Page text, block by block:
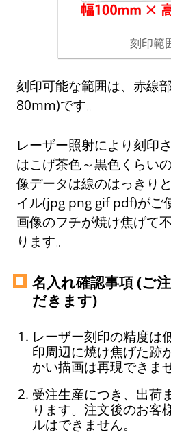
刻印範
刻印可能な範囲は、赤線
80mm)です。
レーザー照射により刻印
はこげ茶色～黒色くらい
像データは線のはっきり
イル(jpg png gif pdf)がご
画像のフチが焼け焦げて
ります。
名入れ確認事項 (ご
だきます)
レーザー刻印の精度は
印周辺に焼け焦げた跡
かい描画は再現できま
受注生産につき、出荷
ります。注文後のお客
ルはできません。